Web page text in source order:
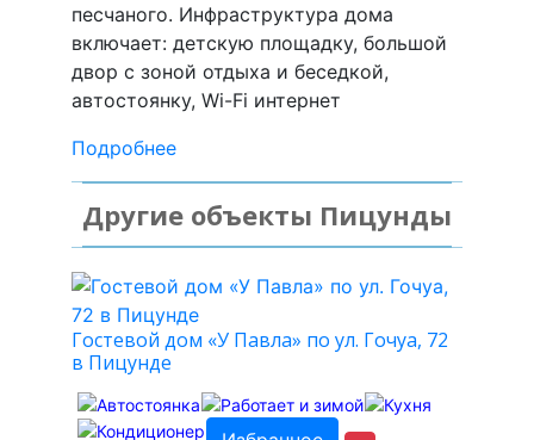
песчаного. Инфраструктура дома
включает: детскую площадку, большой
двор с зоной отдыха и беседкой,
автостоянку, Wi-Fi интернет
Подробнее
Другие объекты Пицунды
Гостевой дом «У Павла» по ул. Гочуа, 72
в Пицунде